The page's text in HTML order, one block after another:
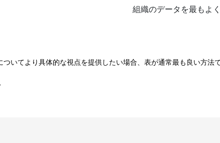
組織のデータを最もよ
いてより具体的な視点を提供したい場合、表が通常最も良い